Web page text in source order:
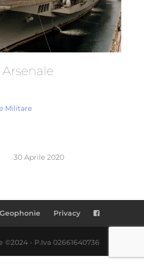
Arsenale
Militare
30 Aprile 2020
Privacy
©2024 - P.Iva 02661640736